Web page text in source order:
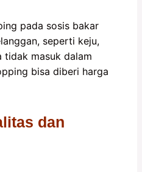
pada sosis bakar
seperti keju,
tidak masuk dalam
bisa diberi harga
dan